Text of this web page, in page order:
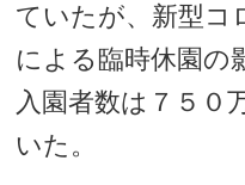
ていたが、新型コ
による臨時休園の
入園者数は７５０
いた。